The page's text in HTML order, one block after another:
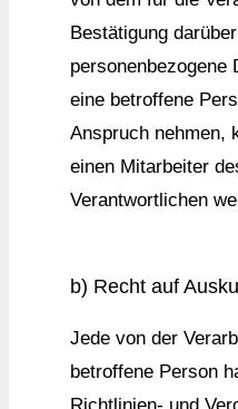
Bestätigung
personenbezogene
eine betroffene
Anspruch nehmen,
einen Mitarbeiter
Verantwortlichen
b) Recht auf
Jede von der
betroffene Person
Richtlinien- und